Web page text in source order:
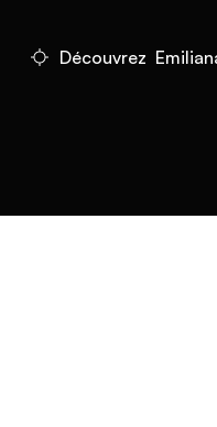
Découvrez